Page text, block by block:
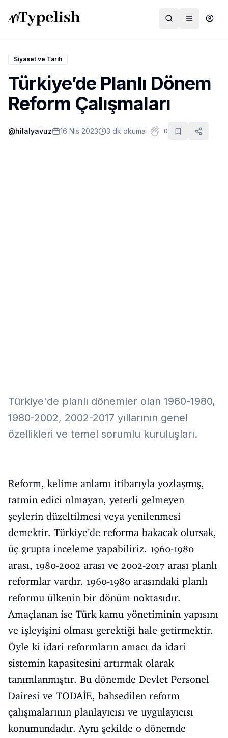
Dünya
Film ve Dizi
Kültür ve Sanat
Siyaset ve Tarih
Türkiye’de Planlı Dönem
Reform Çalışmaları
@hilalyavuz 16 Nis 2023 3 dk okuma 0
Türkiye'de planlı dönemler olan 1960-1980,
1980-2002, 2002-2017 yıllarının genel
özellikleri ve temel sorumlu kuruluşları.
Reform, kelime anlamı itibarıyla yozlaşmış,
tatmin edici olmayan, yeterli gelmeyen
şeylerin düzeltilmesi veya yenilenmesi
demektir. Türkiye’de reforma bakacak olursak,
üç grupta inceleme yapabiliriz. 1960-1980
arası, 1980-2002 arası ve 2002-2017 arası planlı
reformlar vardır. 1960-1980 arasındaki planlı
reformu ülkenin bir dönüm noktasıdır.
Amaçlanan ise Türk kamu yönetiminin yapısını
ve işleyişini olması gerektiği hale getirmektir.
Öyle ki idari reformların amacı da idari
sistemin kapasitesini artırmak olarak
tanımlanmıştır. Bu dönemde Devlet Personel
Dairesi ve TODAİE, bahsedilen reform
çalışmalarının planlayıcısı ve uygulayıcısı
konumundadır. Aynı şekilde o dönemde